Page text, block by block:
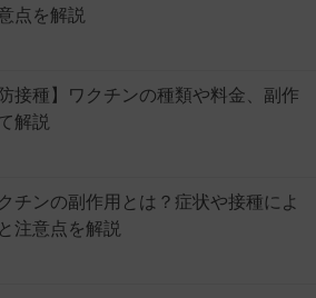
点を解説
接種】ワクチンの種類や料金、副作
解説
チンの副作用とは？症状や接種によ
注意点を解説